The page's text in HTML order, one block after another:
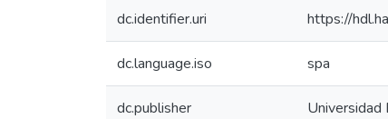
dc.identifier.uri https://
dc.language.iso spa
dc.publisher Universidad